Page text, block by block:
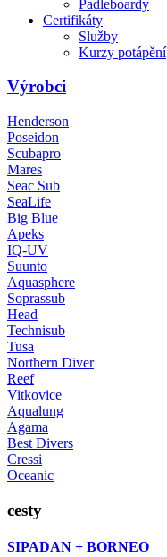
Padleboardy
Certifikáty
Služby
Kurzy potápění
Výrobci
Henderson
Poseidon
Scubapro
Mares
Seac Sub
SeaLife
Big Blue
Apeks
IQ-UV
Suunto
Aquasphere
Soprassub
Head
Technisub
Tusa
Northern Diver
Reef
Vitkovice
Aqualung
Agama
Best Divers
Cressi
Oceanic
cesty
SIPADAN + BORNEO